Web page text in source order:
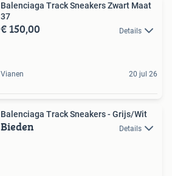
Balenciaga Track Sneakers Zwart Maat
37
€ 150,00 Details
Vianen 20 jul 26
Balenciaga Track Sneakers - Grijs/Wit
Bieden Details